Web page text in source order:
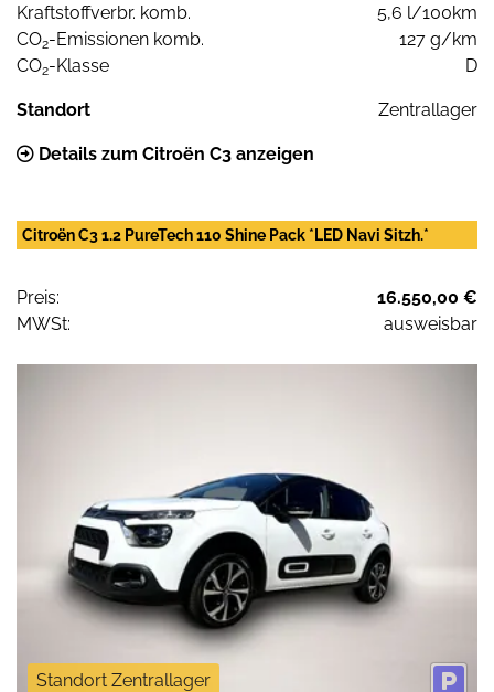
Kraftstoffverbr. komb.
5,6 l/100km
CO2-Emissionen komb.
127 g/km
CO2-Klasse D
Standort Zentrallager
Details zum Citroën C3 anzeigen
Citroën C3 1.2 PureTech 110 Shine Pack *LED Navi Sitzh.*
Preis:
16.550,00 €
MWSt:
ausweisbar
Standort Zentrallager